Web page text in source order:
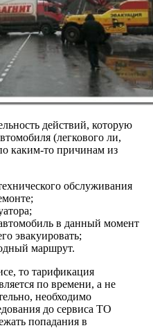
действий, которую
(легкового ли,
каким-то причинам из
обслуживания
в данный момент
эвакуировать;
маршрут.
то тарификация
по времени, а не
необходимо
до сервиса ТО
попадания в